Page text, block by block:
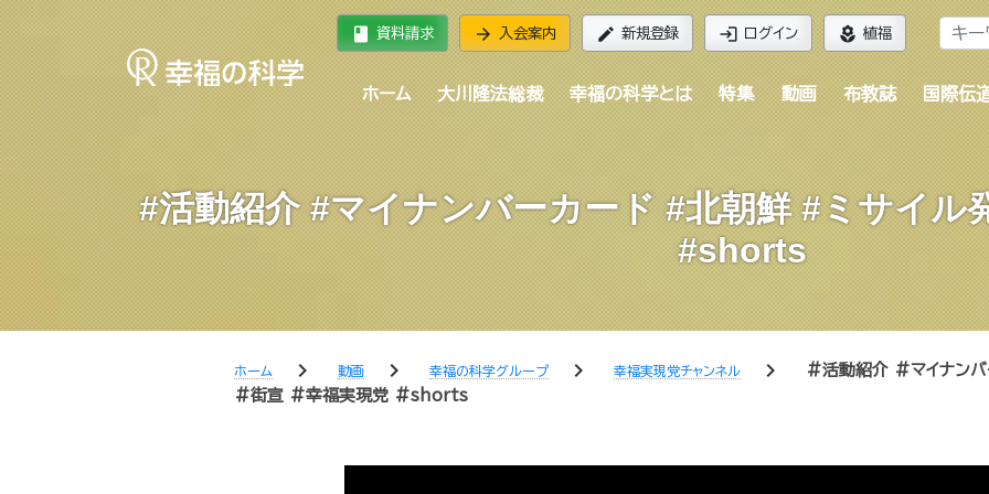
book 資料請求 arrow_forward 入会案内 edit 新規登録 login ログイン local_florist 植福
ホーム 大川隆法総裁 幸福の科学とは 特集 動画 布教誌 国際伝
#活動紹介 #マイナンバーカード #北朝鮮 #ミサイル
#shorts
ホーム chevron_right 動画 chevron_right 幸福の科学グループ chevron_right 幸福実現党チャンネル chevron_right
#活動紹介 #マイナン
#街宣 #幸福実現党 #shorts